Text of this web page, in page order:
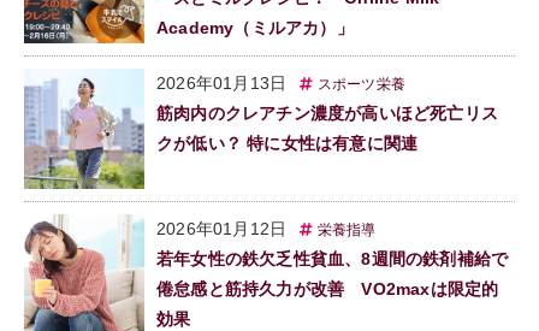
Academy（ミルアカ）」
2026年01月13日 スポーツ栄養
筋肉内のクレアチン濃度が高いほど死亡リス
クが低い？ 特に女性は有意に関連
2026年01月12日 栄養指導
若年女性の鉄欠乏性貧血、8週間の鉄剤補給で
倦怠感と筋持久力が改善 VO2maxは限定的
効果